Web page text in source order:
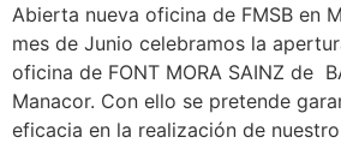
Abierta nueva oficina de FMSB en
mes de Junio celebramos la
oficina de FONT MORA SAINZ de
Manacor. Con ello se pretende
eficacia en la realización de